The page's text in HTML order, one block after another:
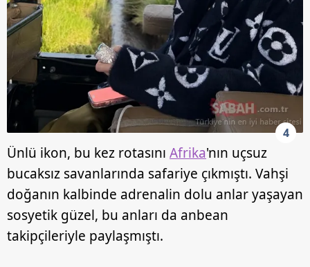
4
Ünlü ikon, bu kez rotasını Afrika'nın uçsuz
bucaksız savanlarında safariye çıkmıştı. Vahşi
doğanın kalbinde adrenalin dolu anlar yaşayan
sosyetik güzel, bu anları da anbean
takipçileriyle paylaşmıştı.